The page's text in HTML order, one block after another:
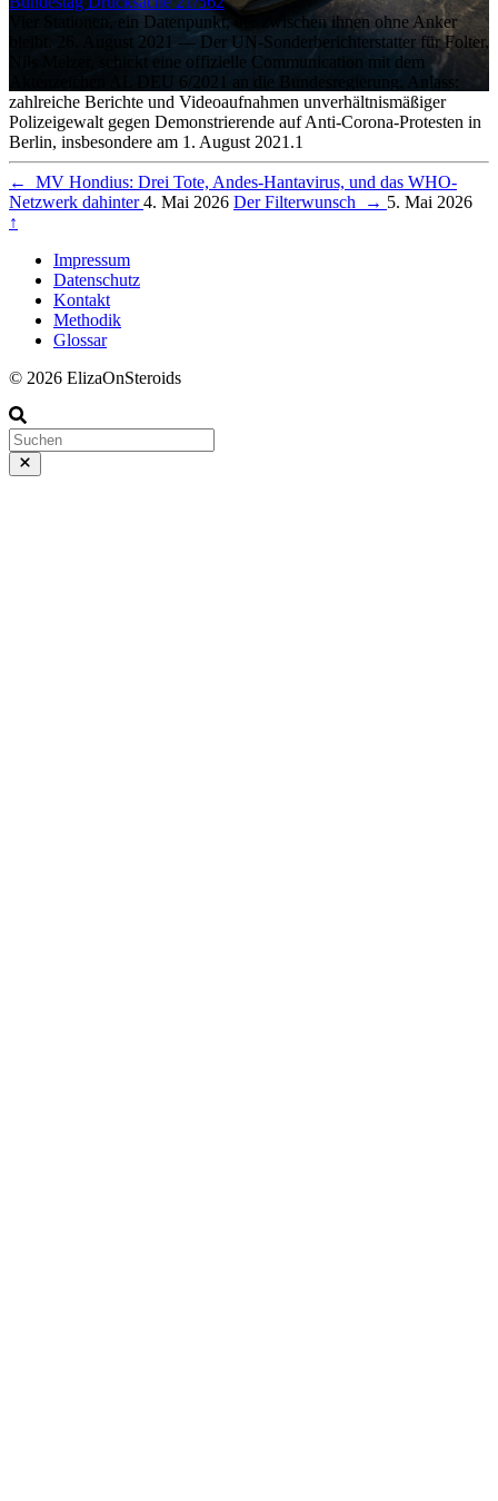
Vier Stationen, ein Datenpunkt, der zwischen ihnen ohne Anker
bleibt. 26. August 2021 — Der UN-Sonderberichterstatter für Folter,
Nils Melzer, schickt eine offizielle Communication mit dem
Aktenzeichen AL DEU 6/2021 an die Bundesregierung. Anlass:
zahlreiche Berichte und Videoaufnahmen unverhältnismäßiger
Polizeigewalt gegen Demonstrierende auf Anti-Corona-Protesten in
Berlin, insbesondere am 1. August 2021.1
←
MV Hondius: Drei Tote, Andes-Hantavirus, und das WHO-
Netzwerk dahinter4. Mai 2026 Der Filterwunsch → 5. Mai 2026
↑
Impressum
Datenschutz
Kontakt
Methodik
Glossar
© 2026 ElizaOnSteroids